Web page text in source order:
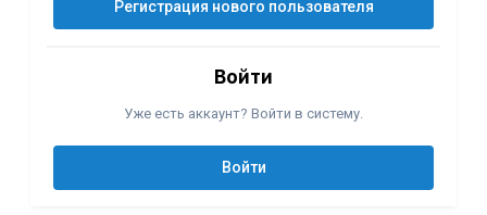
Регистрация нового пользователя
Войти
Уже есть аккаунт? Войти в систему.
Войти